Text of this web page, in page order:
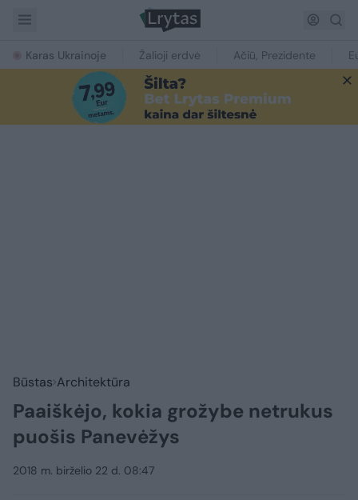
Karas Ukrainoje Žalioji erdvė Ačiū, Prezidente
Būstas Architektūra
Paaiškėjo, kokia grožybe netrukus
puošis Panevėžys
2018 m. birželio 22 d. 08:47